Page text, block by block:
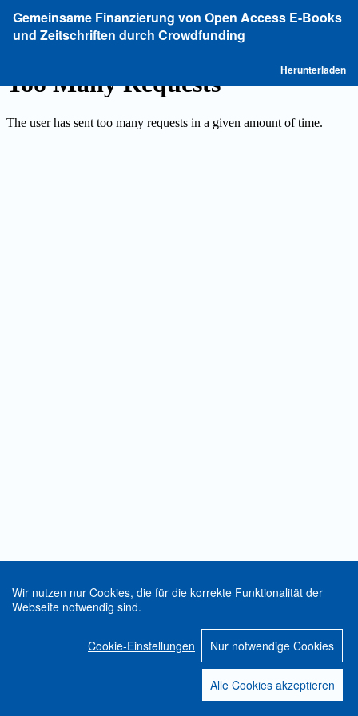
Wir nutzen nur Cookies, die für die korrekte Funktionalität der
Webseite notwendig sind.
Cookie-Einstellungen Nur notwendige Cookies
Alle Cookies akzeptieren
Artikeldetails
zurückkehren
Gemeinsame Finanzierung von Open Access E-Books
und Zeitschriften durch Crowdfunding
Herunterladen